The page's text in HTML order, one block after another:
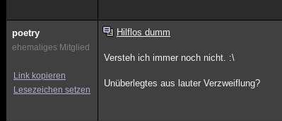
poetry
ehemaliges Mitglied
Link kopieren
Lesezeichen setzen
Hilflos dumm
Versteh ich immer noch nicht. :\
Unüberlegtes aus lauter Verzweiflung?